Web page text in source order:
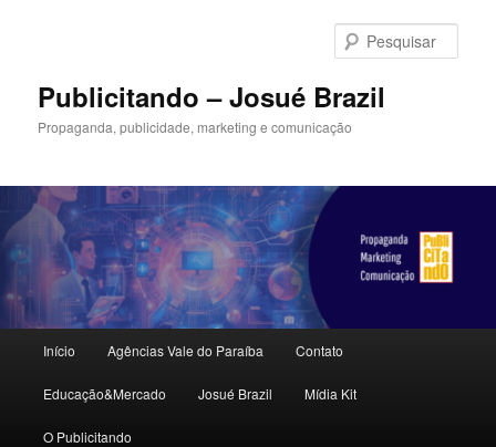
principal
secundárioPublicitando – Josué Brazil
Propaganda, publicidade, marketing e comunicação
principal
Início Agências Vale do Paraíba Contato
Educação&Mercado Josué Brazil Mídia Kit
O Publicitando